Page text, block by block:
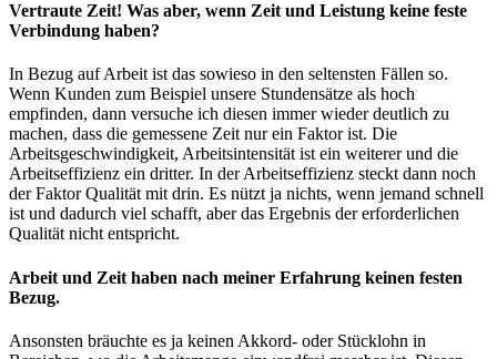
Vertraute Zeit! Was aber, wenn Zeit und Leistung keine feste
Verbindung haben?
In Bezug auf Arbeit ist das sowieso in den seltensten Fällen so.
Wenn Kunden zum Beispiel unsere Stundensätze als hoch
empfinden, dann versuche ich diesen immer wieder deutlich zu
machen, dass die gemessene Zeit nur ein Faktor ist. Die
Arbeitsgeschwindigkeit, Arbeitsintensität ist ein weiterer und die
Arbeitseffizienz ein dritter. In der Arbeitseffizienz steckt dann noch
der Faktor Qualität mit drin. Es nützt ja nichts, wenn jemand schnell
ist und dadurch viel schafft, aber das Ergebnis der erforderlichen
Qualität nicht entspricht.
Arbeit und Zeit haben nach meiner Erfahrung keinen festen
Bezug.
Ansonsten bräuchte es ja keinen Akkord- oder Stücklohn in